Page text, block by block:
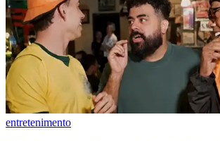
entretenimento